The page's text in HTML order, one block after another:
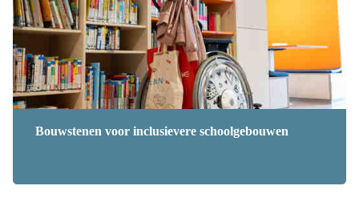
Bouwstenen voor inclusievere schoolgebouwen